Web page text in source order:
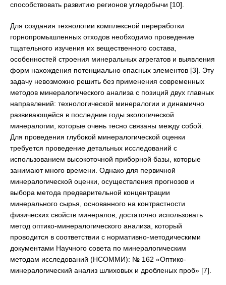
способствовать развитию регионов угледобычи [10].
Для создания технологии комплексной переработки
горнопромышленных отходов необходимо проведение
тщательного изучения их вещественного состава,
особенностей строения минеральных агрегатов и выявления
форм нахождения потенциально опасных элементов [3]. Эту
задачу невозможно решить без применения современных
методов минералогического анализа с позиций двух главных
направлений: технологической минералогии и динамично
развивающейся в последние годы экологической
минералогии, которые очень тесно связаны между собой.
Для проведения глубокой минералогической оценки
требуется проведение детальных исследований с
использованием высокоточной приборной базы, которые
занимают много времени. Однако для первичной
минералогической оценки, осуществления прогнозов и
выбора метода предварительной концентрации
минерального сырья, основанного на контрастности
физических свойств минералов, достаточно использовать
метод оптико-минералогического анализа, который
проводится в соответствии с нормативно-методическими
документами Научного совета по минералогическим
методам исследований (НСОММИ): № 162 «Оптико-
минералогический анализ шлиховых и дробленых проб» [7].